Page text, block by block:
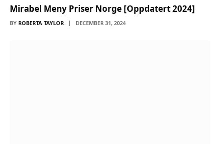
Mirabel Meny Priser Norge [Oppdatert 2024]
BY ROBERTA TAYLOR DECEMBER 31, 2024